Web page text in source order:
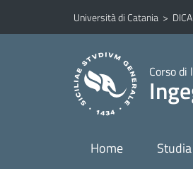
Vai al contenuto principale
Vai al menu di navigazione
Università di Catania >
Corso di
Home